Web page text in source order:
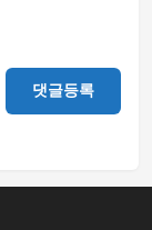
댓글등록